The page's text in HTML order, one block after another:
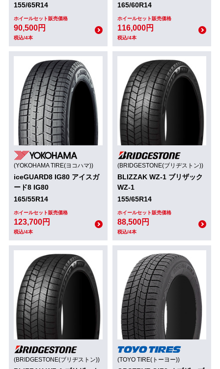
155/65R14
ホイールセット販売価格
90,500円
税込/4本
165/60R14
ホイールセット販売価格
116,000円
税込/4本
(YOKOHAMA TIRE(ヨコハマ))
iceGUARD8 IG80 アイスガ
ード8 IG80
165/55R14
ホイールセット販売価格
123,700円
税込/4本
(BRIDGESTONE(ブリヂストン))
BLIZZAK WZ-1 ブリザック
WZ-1
155/65R14
ホイールセット販売価格
88,500円
税込/4本
(BRIDGESTONE(ブリヂストン)) (TOYO TIRE(トーヨー))